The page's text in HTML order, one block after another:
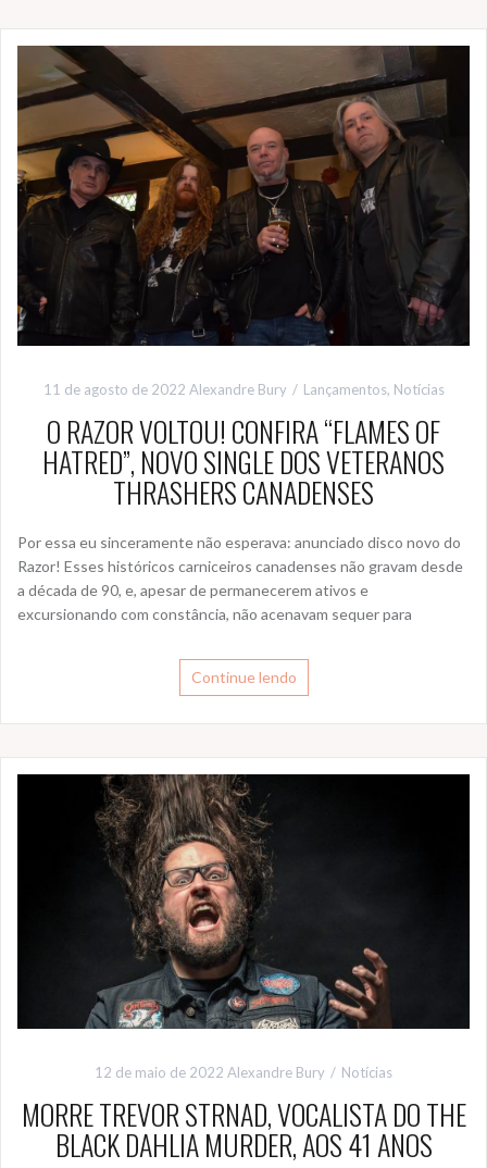
11 de agosto de 2022 Alexandre Bury Lançamentos, Notícias
O RAZOR VOLTOU! CONFIRA “FLAMES OF
HATRED”, NOVO SINGLE DOS VETERANOS
THRASHERS CANADENSES
Por essa eu sinceramente não esperava: anunciado disco novo do
Razor! Esses históricos carniceiros canadenses não gravam desde
a década de 90, e, apesar de permanecerem ativos e
excursionando com constância, não acenavam sequer para
Continue lendo
12 de maio de 2022 Alexandre Bury Notícias
MORRE TREVOR STRNAD, VOCALISTA DO THE
BLACK DAHLIA MURDER, AOS 41 ANOS